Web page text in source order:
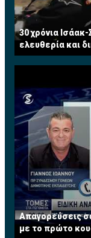
30 χρόνια
ελευθερία και
Απαγορεύσεις
με το πρώτο